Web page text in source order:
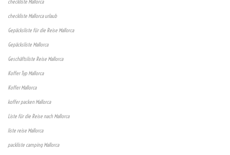
checkliste Mallorca
checkliste Mallorca urlaub
Gepäcksliste für die Reise Mallorca
Gepäcksliste Mallorca
Geschäftsliste Reise Mallorca
Koffer Typ Mallorca
Koffer Mallorca
koffer packen Mallorca
Liste für die Reise nach Mallorca
liste reise Mallorca
packliste camping Mallorca